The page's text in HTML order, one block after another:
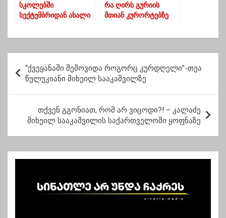
სკოლებში
სექტემბრიდან ახალი
რა ღირს გურიის
მთიან კურორტებზე
ხვდებიან
დამსვენებლებს
ო
ს
ნ
“ქვეყანაში შემოვიდა როგორც კურდღელი”-თეა
წულუკიანი მიხეილ სააკაშვილზე
თქვენ გგონიათ, რომ არ ვიცოდი?! – კალაძე
მიხეილ სააკაშვილის საქართველოში ყოფნაზე